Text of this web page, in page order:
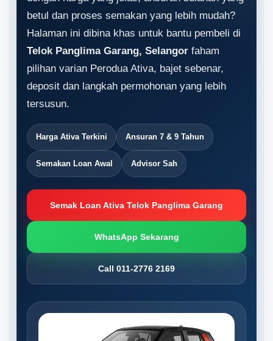
betul dan proses semakan yang lebih mudah?
Halaman ini dibina khas untuk bantu pembeli di
Telok Panglima Garang, Selangor faham
pilihan varian Perodua Ativa, bajet sebenar,
deposit dan langkah permohonan yang lebih
tersusun.
Harga Ativa Terkini Ansuran 7 & 9 Tahun
Semakan Loan Awal Advisor Sah
Semak Loan Ativa Telok Panglima Garang
WhatsApp Sekarang
Call 011-2776 2169